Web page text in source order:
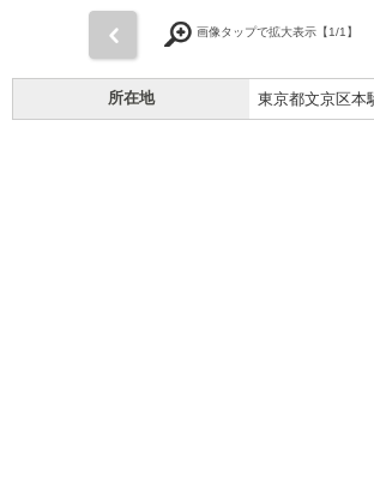
画像タップで拡大表示【1/1】
所在地 東京都文京区本